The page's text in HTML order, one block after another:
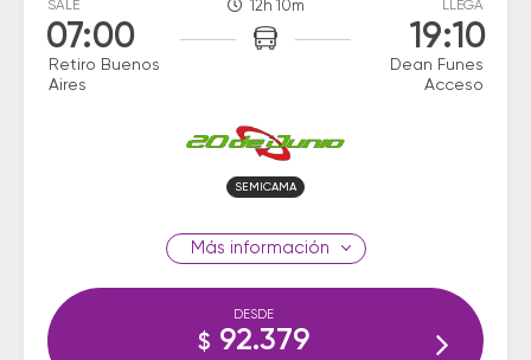
SALE
07:00
Retiro Buenos
Aires
12h 10m LLEGA
19:10
Dean Funes
Acceso
SEMICAMA
información
DESDE
$ 92.379